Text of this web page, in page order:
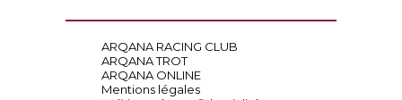
ARQANA RACING CLUB
ARQANA TROT
ARQANA ONLINE
Mentions légales